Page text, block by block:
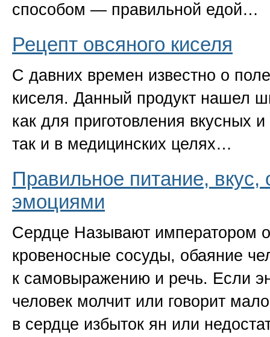
способом — правильной едой…
Рецепт овсяного киселя
С давних времен известно о
киселя. Данный продукт нашел
как для приготовления вкусных
так и в медицинских целях…
Правильное питание, вкус,
эмоциями
Сердце Называют императором
кровеносные сосуды, обаяние
к самовыражению и речь. Если
человек молчит или говорит
в сердце избыток ян или